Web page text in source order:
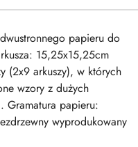
papieru do
15,25x15,25cm
(2x9 arkuszy), w których
wzory z dużych
Gramatura papieru:
wyprodukowany